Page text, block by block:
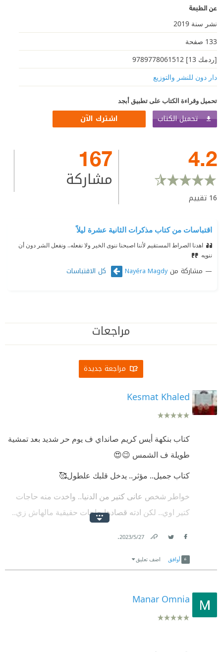
عن الطبعة
نشر سنة 2019
133 صفحة
[ردمك 13] 9789778061512
دار دون للنشر والتوزيع
تحميل وقراءة الكتاب على تطبيق أبجد
تحميل الكتاب اشترك الآن
4.2
16 تقييم
167
مشاركة
اقتباسات من كتاب مذكرات الثانية عشرة ليلاً
اهدنا الصراط المستقيم لأننا اصبحنا ننوى الخير ولا نفعله.. ونفعل الشر دون أن
ننويه
مشاركة منNayéra Magdy كل الاقتباسات
مراجعات
مراجعة جديدة
Kesmat Khaled
كتاب بنكهة أيس كريم صانداي ف يوم حر شديد بعد تمشية
طويلة ف الشمس 😉😍
كتاب جميل.. مؤثر.. يدخل قلبك علطول🥰
خواطر شخص عانى كتير من الدنيا.. واخدت منه حاجات
كتير اوي.. لكن ادته قصادها حاجات حقيقية مالهاش زي..
27‏/5‏/2023
.
أوافق اضف تعليق
Manar Omnia